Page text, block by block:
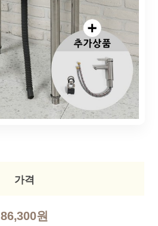
가격
86,300원